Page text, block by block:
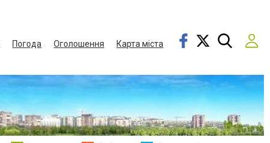
Погода Оголошення
Карта міста